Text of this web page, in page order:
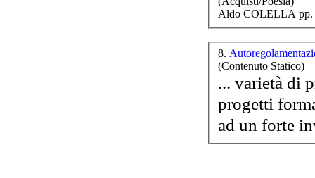
Aldo COLELLA pp.
8.
(Contenuto Statico)
... varietà di
progetti